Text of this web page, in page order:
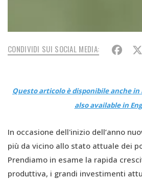
CONDIVIDI SUI SOCIAL MEDIA:
Questo articolo è disponibile anche
also available in
In occasione dell'inizio dell’anno
più da vicino allo stato attuale dei
Prendiamo in esame la rapida
produttiva, i grandi investimenti